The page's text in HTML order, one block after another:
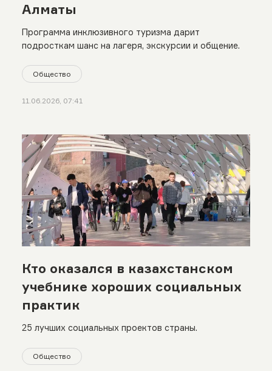
Алматы
Программа инклюзивного туризма дарит
подросткам шанс на лагеря, экскурсии и общение.
Общество
11.06.2026, 07:41
Кто оказался в казахстанском
учебнике хороших социальных
практик
25 лучших социальных проектов страны.
Общество